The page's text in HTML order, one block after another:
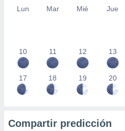
Lun Mar Mié Jue
10 11 12 13
17 18 19 20
Compartir predicción